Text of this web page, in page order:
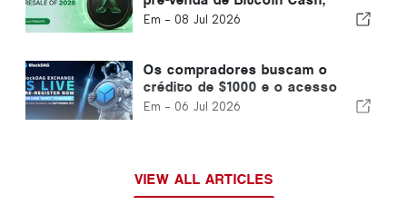
Hedera, Litecoin e Stargate LLM
Em - 08 Jul 2026
Os compradores buscam o
crédito de $1000 e o acesso
prioritário de recompra da
Em - 06 Jul 2026
VIEW ALL ARTICLES